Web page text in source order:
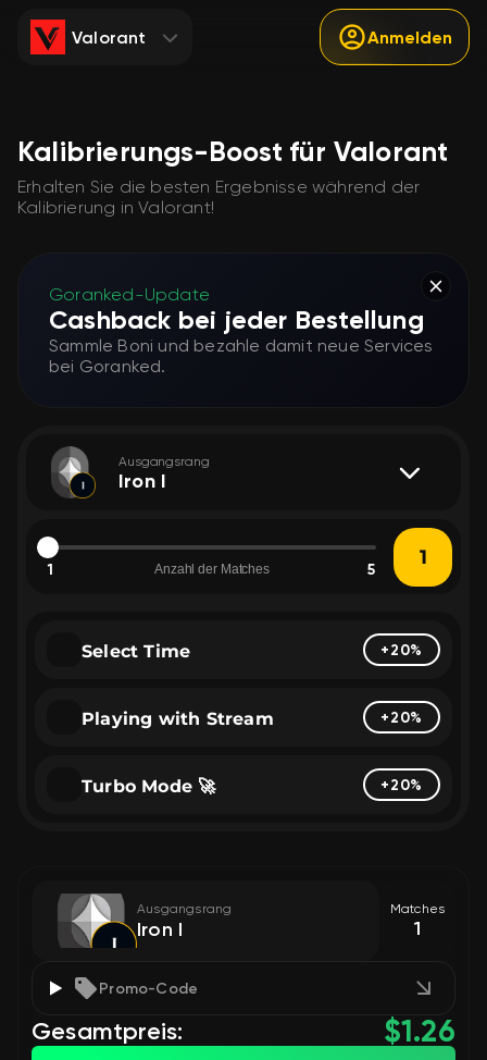
Valorant Anmelden
Kalibrierungs-Boost für Valorant
Erhalten Sie die besten Ergebnisse während der
Kalibrierung in Valorant!
Goranked-Update
Cashback bei jeder Bestellung
Sammle Boni und bezahle damit neue Services
bei Goranked.
Ausgangsrang
Iron I
1 Anzahl der Matches 5
Select Time +20%
Playing with Stream +20%
Turbo Mode 🚀 +20%
Ausgangsrang
Iron I
Matches
1
Promo-Code
Gesamtpreis: 1.26
$